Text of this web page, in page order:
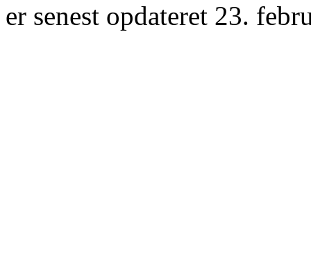
er senest opdateret 23.